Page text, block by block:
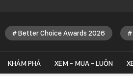
Better Choice Awards 2026
KHÁM PHÁ XEM - MUA - LUÔN